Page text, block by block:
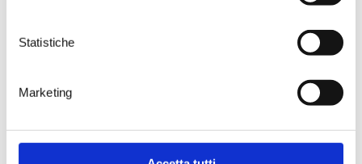
Statistiche
Marketing
€